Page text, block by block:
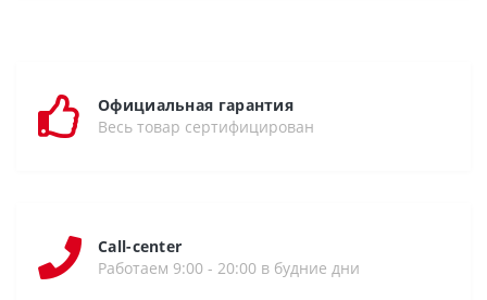
Официальная гарантия
Весь товар сертифицирован
Call-center
Работаем 9:00 - 20:00 в будние дни